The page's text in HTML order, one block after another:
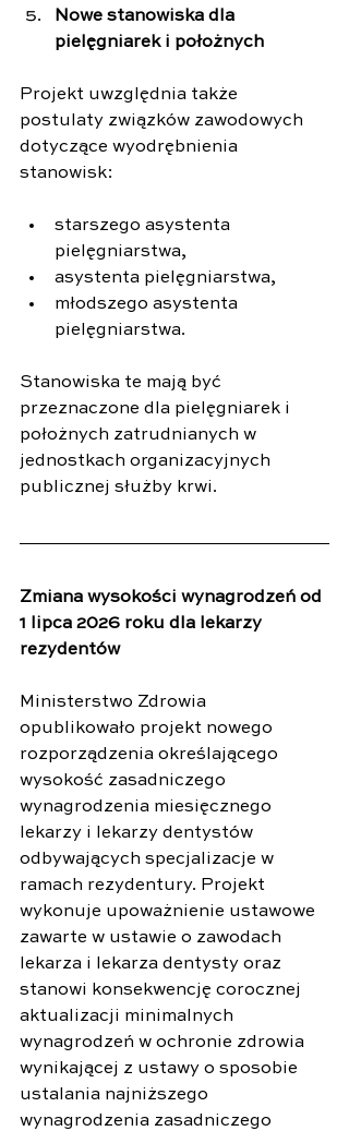
Nowe stanowiska dla
pielęgniarek i położnych
Projekt uwzględnia także
postulaty związków zawodowych
dotyczące wyodrębnienia
stanowisk:
starszego asystenta
pielęgniarstwa,
asystenta pielęgniarstwa,
młodszego asystenta
pielęgniarstwa.
Stanowiska te mają być
przeznaczone dla pielęgniarek i
położnych zatrudnianych w
jednostkach organizacyjnych
publicznej służby krwi.
Zmiana wysokości wynagrodzeń od
1 lipca 2026 roku dla lekarzy
rezydentów
Ministerstwo Zdrowia
opublikowało projekt nowego
rozporządzenia określającego
wysokość zasadniczego
wynagrodzenia miesięcznego
lekarzy i lekarzy dentystów
odbywających specjalizacje w
ramach rezydentury. Projekt
wykonuje upoważnienie ustawowe
zawarte w ustawie o zawodach
lekarza i lekarza dentysty oraz
stanowi konsekwencję corocznej
aktualizacji minimalnych
wynagrodzeń w ochronie zdrowia
wynikającej z ustawy o sposobie
ustalania najniższego
wynagrodzenia zasadniczego